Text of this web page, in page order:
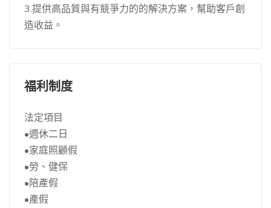
3.提供高品質與有競爭力的的解決方案，幫助客戶創
造收益。
福利制度
法定項目
•週休二日
•家庭照顧假
•勞、健保
•陪產假
•產假